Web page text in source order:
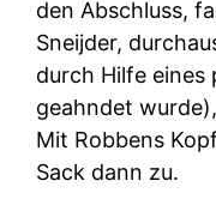
den Abschluss,
Sneijder,
durch Hilfe eines
geahndet
Mit Robbens
Sack dann zu.